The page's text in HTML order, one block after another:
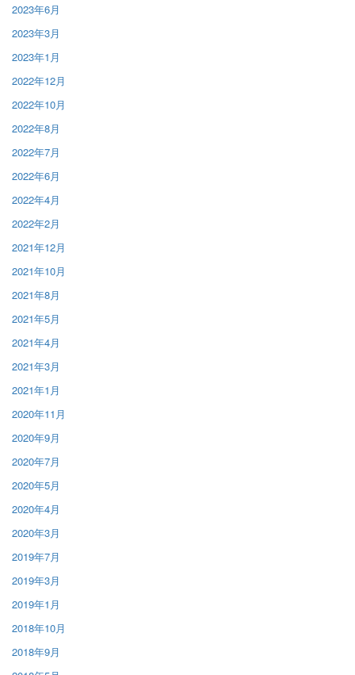
2023年6月
2023年3月
2023年1月
2022年12月
2022年10月
2022年8月
2022年7月
2022年6月
2022年4月
2022年2月
2021年12月
2021年10月
2021年8月
2021年5月
2021年4月
2021年3月
2021年1月
2020年11月
2020年9月
2020年7月
2020年5月
2020年4月
2020年3月
2019年7月
2019年3月
2019年1月
2018年10月
2018年9月